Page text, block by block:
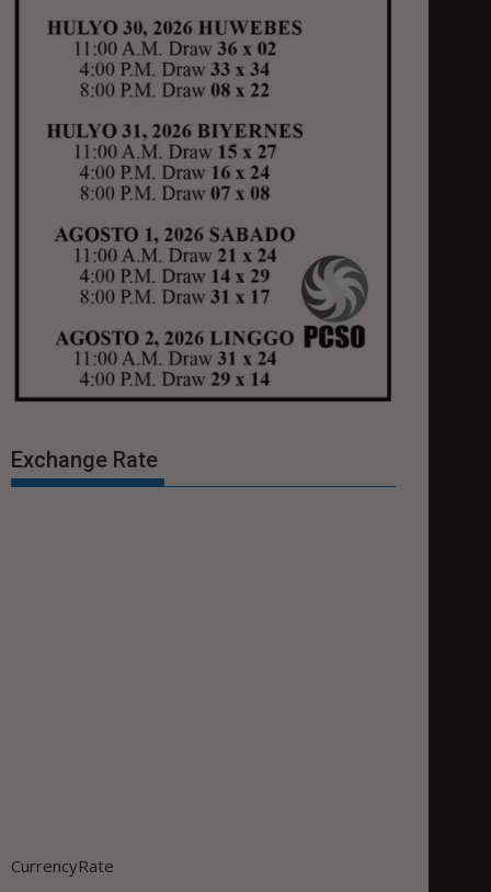
Exchange Rate
CurrencyRate